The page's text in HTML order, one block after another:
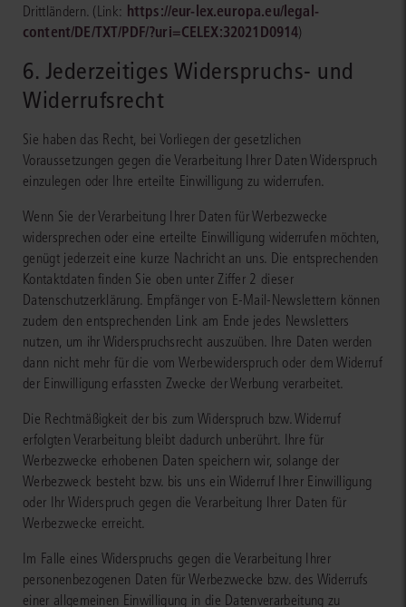
Drittländern. (Link: https://eur-lex.europa.eu/legal-
content/DE/TXT/PDF/?uri=CELEX:32021D0914)
6. Jederzeitiges Widerspruchs- und
Widerrufsrecht
Sie haben das Recht, bei Vorliegen der gesetzlichen
Voraussetzungen gegen die Verarbeitung Ihrer Daten Widerspruch
einzulegen oder Ihre erteilte Einwilligung zu widerrufen.
Wenn Sie der Verarbeitung Ihrer Daten für Werbezwecke
widersprechen oder eine erteilte Einwilligung widerrufen möchten,
genügt jederzeit eine kurze Nachricht an uns. Die entsprechenden
Kontaktdaten finden Sie oben unter Ziffer 2 dieser
Datenschutzerklärung. Empfänger von E-Mail-Newslettern können
zudem den entsprechenden Link am Ende jedes Newsletters
nutzen, um ihr Widerspruchsrecht auszuüben. Ihre Daten werden
dann nicht mehr für die vom Werbewiderspruch oder dem Widerruf
der Einwilligung erfassten Zwecke der Werbung verarbeitet.
Die Rechtmäßigkeit der bis zum Widerspruch bzw. Widerruf
erfolgten Verarbeitung bleibt dadurch unberührt. Ihre für
Werbezwecke erhobenen Daten speichern wir, solange der
Werbezweck besteht bzw. bis uns ein Widerruf Ihrer Einwilligung
oder Ihr Widerspruch gegen die Verarbeitung Ihrer Daten für
Werbezwecke erreicht.
Im Falle eines Widerspruchs gegen die Verarbeitung Ihrer
personenbezogenen Daten für Werbezwecke bzw. des Widerrufs
einer allgemeinen Einwilligung in die Datenverarbeitung zu